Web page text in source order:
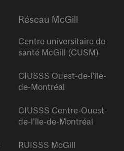
Réseau McGill
Centre universitaire de
santé McGill (CUSM)
CIUSSS Ouest-de-l’île-
de-Montréal
CIUSSS Centre-Ouest-
de-l’île-de-Montréal
RUISSS McGill